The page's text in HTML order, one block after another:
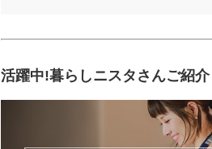
活躍中!暮らしニスタさんご紹介